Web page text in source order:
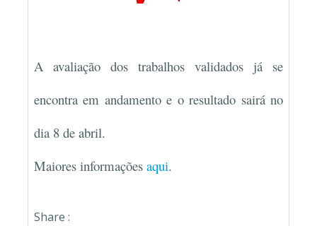
A avaliação dos trabalhos validados já se
encontra em andamento e o resultado sairá no
dia 8 de abril.
Maiores informações aqui.
Share :